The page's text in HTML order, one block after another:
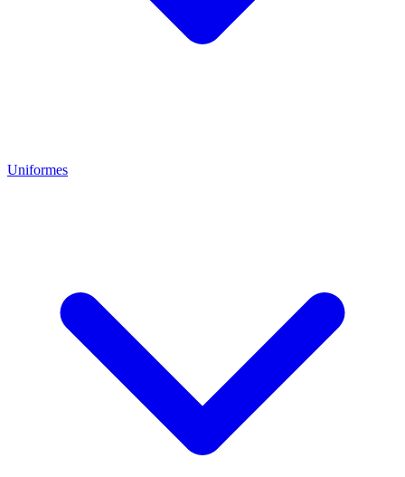
Uniformes